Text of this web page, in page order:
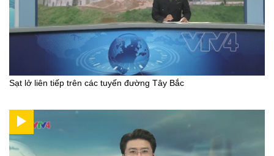
Sạt lở liên tiếp trên các tuyến đường Tây Bắc